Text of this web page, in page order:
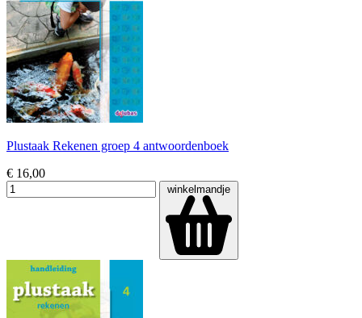
Plustaak Rekenen groep 4 antwoordenboek
€ 16,00
winkelmandje